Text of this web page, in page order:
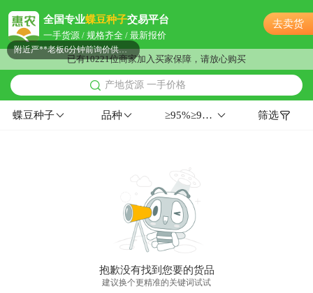
全国专业蝶豆种子交易平台
一手货源 / 规格齐全 / 最新报价
去卖货
已有10221位商家加入买家保障，请放心购买
产地货源 一手价格
盐城市徐**老板11小时前获取了报价
盐城市郑**老板15小时前获取了报价
附近严**老板6分钟前询价供应商
盐城市葛**老板9小时前成功采购
附近孟**老板41分钟前询价供应商
附近卢**老板9小时前获取了报价
盐城市卢**老板23小时前获取了报价
盐城市蒋**老板23小时前看了商品
蝶豆种子 品种 ≥95%≥98%≤5%≥99%华东 筛选
抱歉没有找到您要的货品
建议换个更精准的关键词试试